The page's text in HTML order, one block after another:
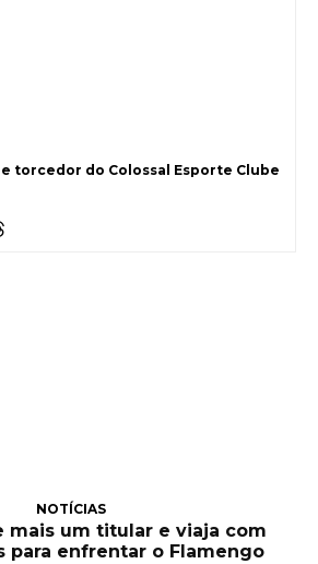
torcedor do Colossal Esporte Clube
NOTÍCIAS
mais um titular e viaja com
para enfrentar o Flamengo